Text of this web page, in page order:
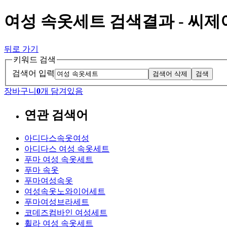
여성 속옷세트 검색결과 - 씨제
뒤로 가기
키워드 검색
검색어 입력
검색어 삭제 검색
장바구니 0개 담겨있음
연관 검색어
아디다스속옷여성
아디다스 여성 속옷세트
푸마 여성 속옷세트
푸마 속옷
푸마여성속옷
여성속옷노와이어세트
푸마여성브라세트
코데즈컴바인 여성세트
휠라 여성 속옷세트